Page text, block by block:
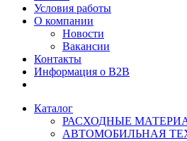
Условия работы
О компании
Новости
Вакансии
Контакты
Информация о B2B
Каталог
РАСХОДНЫЕ
АВТОМОБИЛЬНАЯ